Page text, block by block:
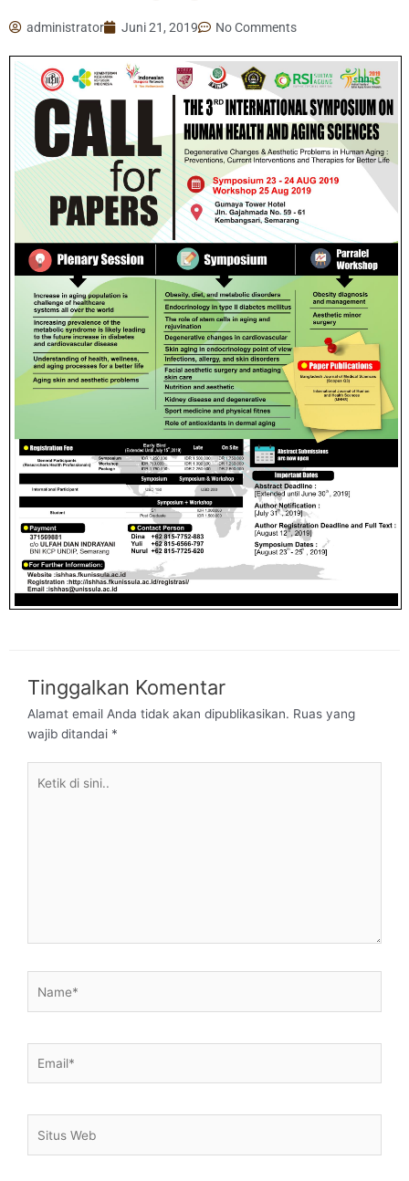
administrator Juni 21, 2019 No Comments
Tinggalkan Komentar
Alamat email Anda tidak akan dipublikasikan. Ruas yang
wajib ditandai *
Web